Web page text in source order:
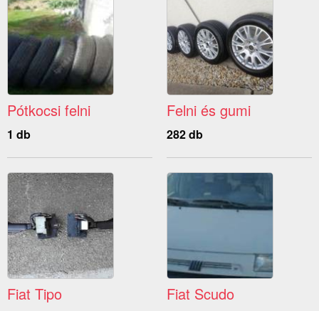
Pótkocsi felni
1 db
Felni és gumi
282 db
Fiat Tipo Fiat Scudo